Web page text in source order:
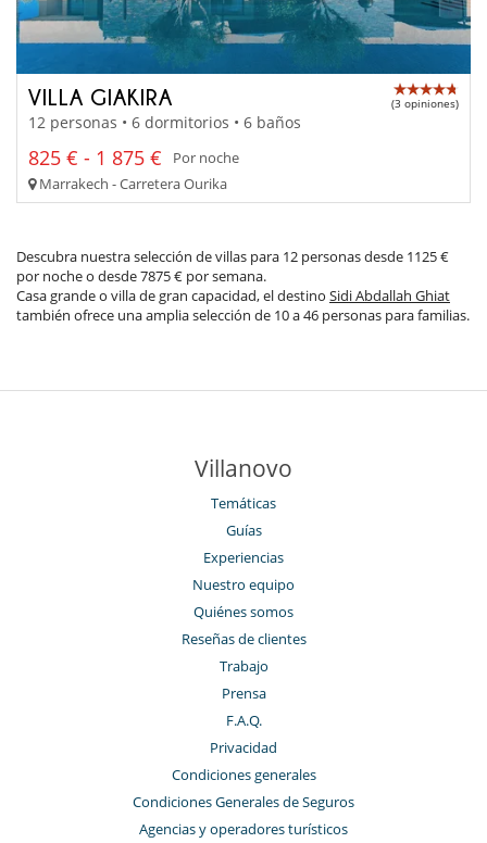
VILLA GIAKIRA (3 opiniones)
12 personas • 6 dormitorios • 6 baños
825 € - 1 875 €
Por noche
Marrakech - Carretera Ourika
Descubra nuestra selección de villas para 12 personas desde 1125 €
por noche o desde 7875 € por semana.
Casa grande o villa de gran capacidad, el destino Sidi Abdallah Ghiat
también ofrece una amplia selección de 10 a 46 personas para familias.
Villanovo
Temáticas
Guías
Experiencias
Nuestro equipo
Quiénes somos
Reseñas de clientes
Trabajo
Prensa
F.A.Q.
Privacidad
Condiciones generales
Condiciones Generales de Seguros
Agencias y operadores turísticos